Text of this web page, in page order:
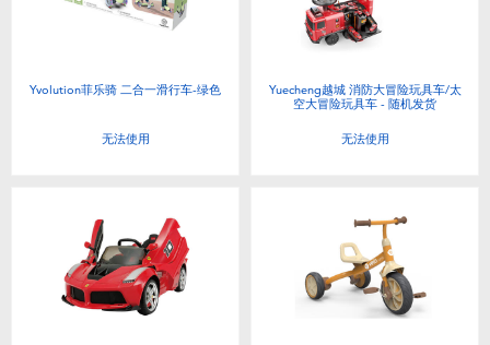
Yvolution菲乐骑 二合一滑行车-绿色
无法使用
Yuecheng越城 消防大冒险玩具车/太
空大冒险玩具车 - 随机发货
无法使用